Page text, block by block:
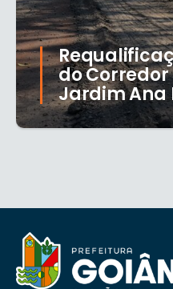
do
Jardim Ana